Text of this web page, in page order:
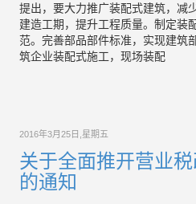
提出，要大力推广装配式建筑，减
建造工期，提升工程质量。制定装
范。完善部品部件标准，实现建筑
筑企业装配式施工，现场装配
2016年3月25日,星期五
关于全面推开营业
的通知